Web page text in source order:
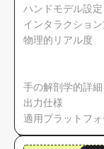
ハンドモデル設定
インタラクショ
物理的リアル度
手の解剖学的詳細
出力仕様
適用プラットフォ